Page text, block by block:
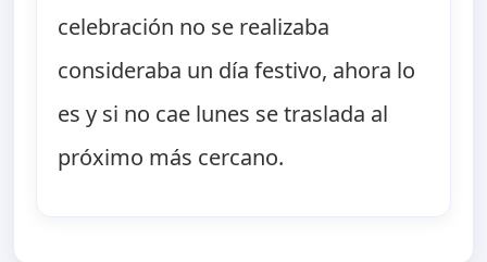
celebración no se realizaba
consideraba un día festivo, ahora lo
es y si no cae lunes se traslada al
próximo más cercano.